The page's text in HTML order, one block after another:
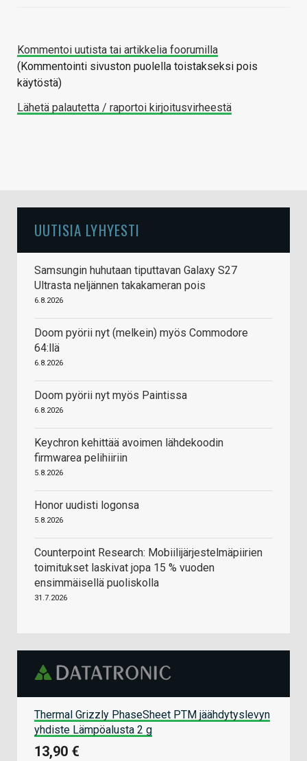
Kommentoi uutista tai artikkelia foorumilla
(Kommentointi sivuston puolella toistakseksi pois
käytöstä)
Lähetä palautetta / raportoi kirjoitusvirheestä
UUTISIA LYHYESTI
Samsungin huhutaan tiputtavan Galaxy S27
Ultrasta neljännen takakameran pois
6.8.2026
Doom pyörii nyt (melkein) myös Commodore
64:llä
6.8.2026
Doom pyörii nyt myös Paintissa
6.8.2026
Keychron kehittää avoimen lähdekoodin
firmwarea pelihiiriin
5.8.2026
Honor uudisti logonsa
5.8.2026
Counterpoint Research: Mobiilijärjestelmäpiirien
toimitukset laskivat jopa 15 % vuoden
ensimmäisellä puoliskolla
31.7.2026
Thermal Grizzly PhaseSheet PTM jäähdytyslevyn
yhdiste Lämpöalusta 2 g
13,90 €